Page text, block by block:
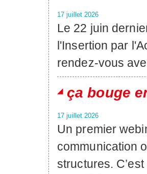
17 juillet 2026
Le 22 juin
l'Insertion par
rendez-vous
ça bouge
17 juillet 2026
Un premier
communication
structures.